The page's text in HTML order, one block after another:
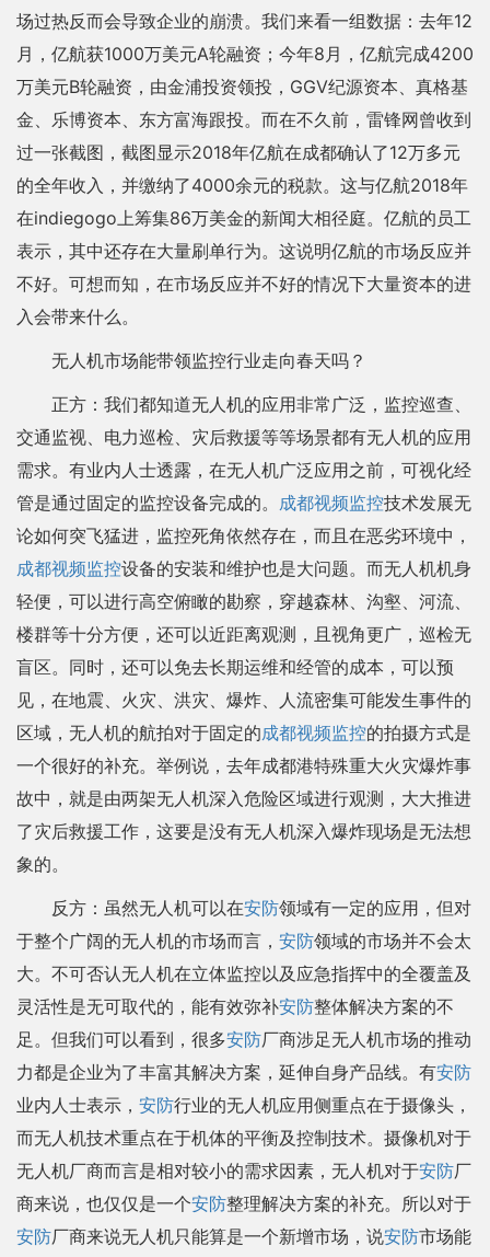
场过热反而会导致企业的崩溃。我们来看一组数据：去年12
月，亿航获1000万美元A轮融资；今年8月，亿航完成4200
万美元B轮融资，由金浦投资领投，GGV纪源资本、真格基
金、乐博资本、东方富海跟投。而在不久前，雷锋网曾收到
过一张截图，截图显示2018年亿航在成都确认了12万多元
的全年收入，并缴纳了4000余元的税款。这与亿航2018年
在indiegogo上筹集86万美金的新闻大相径庭。亿航的员工
表示，其中还存在大量刷单行为。这说明亿航的市场反应并
不好。可想而知，在市场反应并不好的情况下大量资本的进
入会带来什么。
无人机市场能带领监控行业走向春天吗？
正方：我们都知道无人机的应用非常广泛，监控巡查、
交通监视、电力巡检、灾后救援等等场景都有无人机的应用
需求。有业内人士透露，在无人机广泛应用之前，可视化经
管是通过固定的监控设备完成的。 成都视频监控技术发展无
论如何突飞猛进，监控死角依然存在，而且在恶劣环境中，
成都视频监控设备的安装和维护也是大问题。而无人机机身
轻便，可以进行高空俯瞰的勘察，穿越森林、沟壑、河流、
楼群等十分方便，还可以近距离观测，且视角更广，巡检无
盲区。同时，还可以免去长期运维和经管的成本，可以预
见，在地震、火灾、洪灾、爆炸、人流密集可能发生事件的
区域，无人机的航拍对于固定的成都视频监控的拍摄方式是
一个很好的补充。举例说，去年成都港特殊重大火灾爆炸事
故中，就是由两架无人机深入危险区域进行观测，大大推进
了灾后救援工作，这要是没有无人机深入爆炸现场是无法想
象的。
反方：虽然无人机可以在安防领域有一定的应用，但对
于整个广阔的无人机的市场而言， 安防领域的市场并不会太
大。不可否认无人机在立体监控以及应急指挥中的全覆盖及
灵活性是无可取代的，能有效弥补安防整体解决方案的不
足。但我们可以看到，很多安防厂商涉足无人机市场的推动
力都是企业为了丰富其解决方案，延伸自身产品线。有安防
业内人士表示， 安防行业的无人机应用侧重点在于摄像头，
而无人机技术重点在于机体的平衡及控制技术。摄像机对于
无人机厂商而言是相对较小的需求因素，无人机对于安防厂
商来说，也仅仅是一个安防整理解决方案的补充。所以对于
安防厂商来说无人机只能算是一个新增市场，说安防市场能